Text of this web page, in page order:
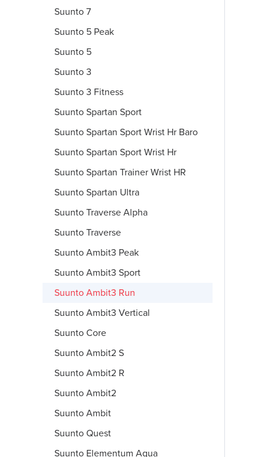
Suunto 7
Suunto 5 Peak
Suunto 5
Suunto 3
Suunto 3 Fitness
Suunto Spartan Sport
Suunto Spartan Sport Wrist Hr Baro
Suunto Spartan Sport Wrist Hr
Suunto Spartan Trainer Wrist HR
Suunto Spartan Ultra
Suunto Traverse Alpha
Suunto Traverse
Suunto Ambit3 Peak
Suunto Ambit3 Sport
Suunto Ambit3 Run
Suunto Ambit3 Vertical
Suunto Core
Suunto Ambit2 S
Suunto Ambit2 R
Suunto Ambit2
Suunto Ambit
Suunto Quest
Suunto Elementum Aqua